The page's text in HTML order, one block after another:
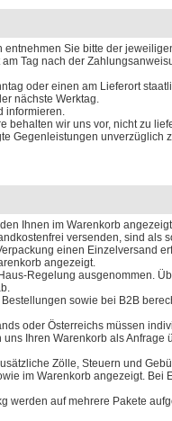
Sie bitte der
Tag nach der
oder einen am Lieferort
nächste Werktag.
informieren.
behalten wir uns vor, nicht zu
Gegenleistungen unverzüglich
Ihnen im Warenkorb
versenden, sind als
einen Einzelversand
angezeigt.
Regelung ausgenommen.
sowie bei B2B
oder Österreichs müssen
Ihren Warenkorb als Anfrage
Zölle, Steuern und
im Warenkorb angezeigt. Bei
werden auf mehrere Pakete